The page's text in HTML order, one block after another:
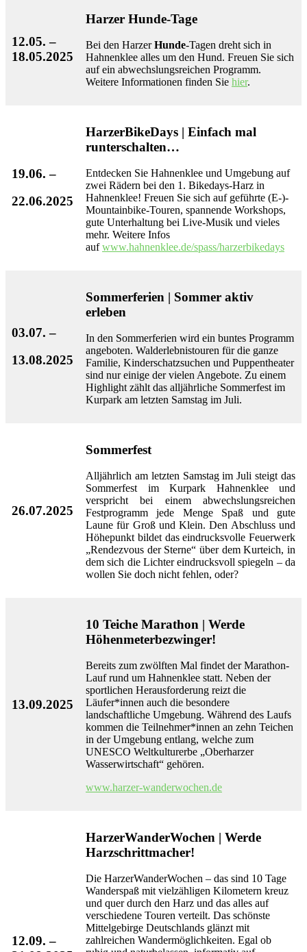
12.05. –
18.05.2025
Harzer Hunde-Tage
Bei den HarzerHunde-Tagen dreht sich in
Hahnenklee alles um den Hund. Freuen Sie sich
auf ein abwechslungsreichen Programm.
Weitere Informationen finden Sie hier.
19.06. –
22.06.2025
HarzerBikeDays | Einfach mal
runterschalten…
Entdecken Sie Hahnenklee und Umgebung auf
zwei Rädern bei den 1. Bikedays-Harz in
Hahnenklee! Freuen Sie sich auf geführte (E-)-
Mountainbike-Touren, spannende Workshops,
gute Unterhaltung bei Live-Musik und vieles
mehr. Weitere Infos
aufwww.hahnenklee.de/spass/harzerbikedays
03.07. –
13.08.2025
Sommerferien | Sommer aktiv
erleben
In den Sommerferien wird ein buntes Programm
angeboten. Walderlebnistouren für die ganze
Familie, Kinderschatzsuchen und Puppentheater
sind nur einige der vielen Angebote. Zu einem
Highlight zählt das alljährliche Sommerfest im
Kurpark am letzten Samstag im Juli.
26.07.2025
Sommerfest
Alljährlich am letzten Samstag im Juli steigt das
Sommerfest im Kurpark Hahnenklee und
verspricht bei einem abwechslungsreichen
Festprogramm jede Menge Spaß und gute
Laune für Groß und Klein. Den Abschluss und
Höhepunkt bildet das eindrucksvolle Feuerwerk
„Rendezvous der Sterne“ über dem Kurteich, in
dem sich die Lichter eindrucksvoll spiegeln – da
wollen Sie doch nicht fehlen, oder?
13.09.2025
10 Teiche Marathon | Werde
Höhenmeterbezwinger!
Bereits zum zwölften Mal findet der Marathon-
Lauf rund um Hahnenklee statt. Neben der
sportlichen Herausforderung reizt die
Läufer*innen auch die besondere
landschaftliche Umgebung. Während des Laufs
kommen die Teilnehmer*innen an zehn Teichen
in der Umgebung entlang, welche zum
UNESCO Weltkulturerbe „Oberharzer
Wasserwirtschaft“ gehören.
www.harzer-wanderwochen.de
12.09. –
HarzerWanderWochen | Werde
Harzschrittmacher!
Die HarzerWanderWochen – das sind 10 Tage
Wanderspaß mit vielzähligen Kilometern kreuz
und quer durch den Harz und das alles auf
verschiedene Touren verteilt. Das schönste
Mittelgebirge Deutschlands glänzt mit
zahlreichen Wandermöglichkeiten. Egal ob